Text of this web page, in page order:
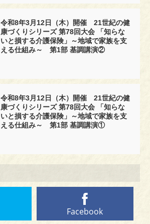
令和8年3月12日（木）開催 21世紀の健
康づくりシリーズ 第78回大会 「知らな
いと損する介護保険」～地域で家族を支
える仕組み～ 第1部 基調講演②
令和8年3月12日（木）開催 21世紀の健
康づくりシリーズ 第78回大会 「知らな
いと損する介護保険」～地域で家族を支
える仕組み～ 第1部 基調講演①
Facebook